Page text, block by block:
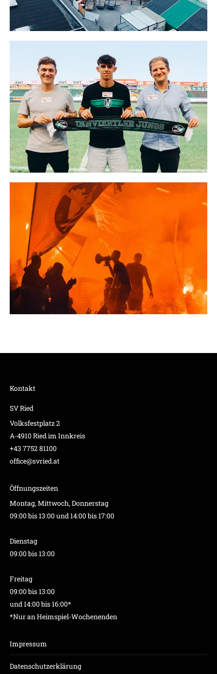
Kontakt
SV Ried
Volksfestplatz 2
A-4910 Ried im Innkreis
+43 7752 81100
office@svried.at
Öffnungszeiten
Montag, Mittwoch, Donnerstag
09:00 bis 13:00 und 14:00 bis 17:00
Dienstag
09:00 bis 13:00
Freitag
09:00 bis 13:00
und 14:00 bis 16:00*
*Nur an Heimspiel-Wochenenden
Impressum
Datenschutzerklärung